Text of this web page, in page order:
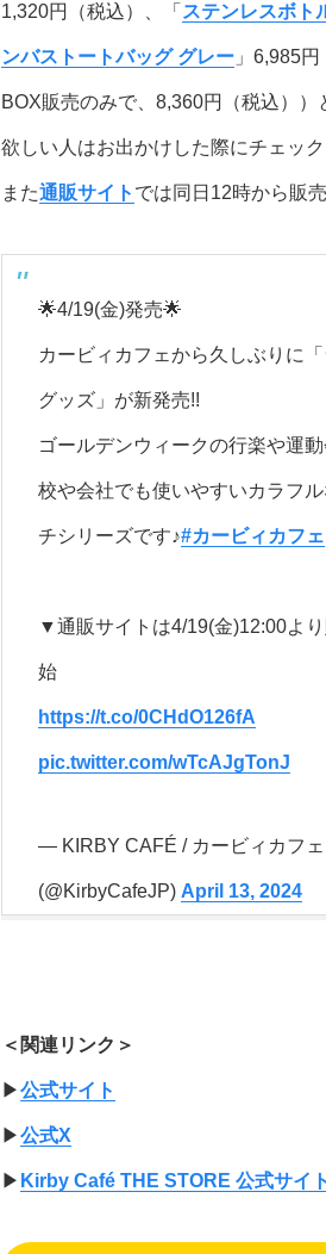
1,320円（税込）、「 ステンレスボト
ンバストートバッグ グレー」6,985円
BOX販売のみで、8,360円（税込））
欲しい人はお出かけした際にチェック
また通販サイト では同日12時から販
🌟4/19(金)発売🌟
カービィカフェから久しぶりに
グッズ」が新発売!!
ゴールデンウィークの行楽や運
校や会社でも使いやすいカラフ
チシリーズです♪#カービィカフェ
▼通販サイトは4/19(金)12:00よ
始
https://t.co/0CHdO126fA
pic.twitter.com/wTcAJgTonJ
— KIRBY CAFÉ / カービィカフェ
(@KirbyCafeJP) April 13, 2024
＜関連リンク＞
▶︎公式サイト
▶︎公式X
▶︎ Kirby Café THE STORE 公式サイト